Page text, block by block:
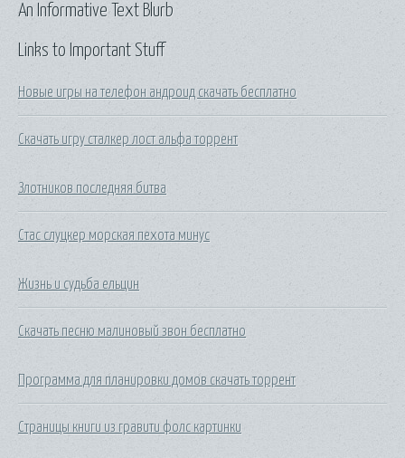
Links to Important Stuff
Новые игры на телефон андроид скачать бесплатно
Скачать игру сталкер лост альфа торрент
Злотников последняя битва
Стас слуцкер морская пехота минус
Жизнь и судьба ельцин
Скачать песню малиновый звон бесплатно
Программа для планировки домов скачать торрент
Страницы книги из гравити фолс картинки
An Informative Text Blurb